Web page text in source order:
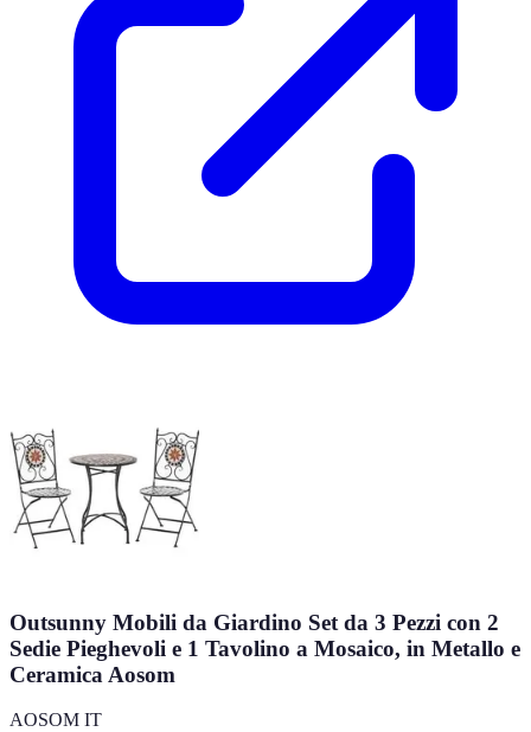
Outsunny Mobili da Giardino Set da 3 Pezzi con 2
Sedie Pieghevoli e 1 Tavolino a Mosaico, in Metallo e
Ceramica Aosom
AOSOM IT